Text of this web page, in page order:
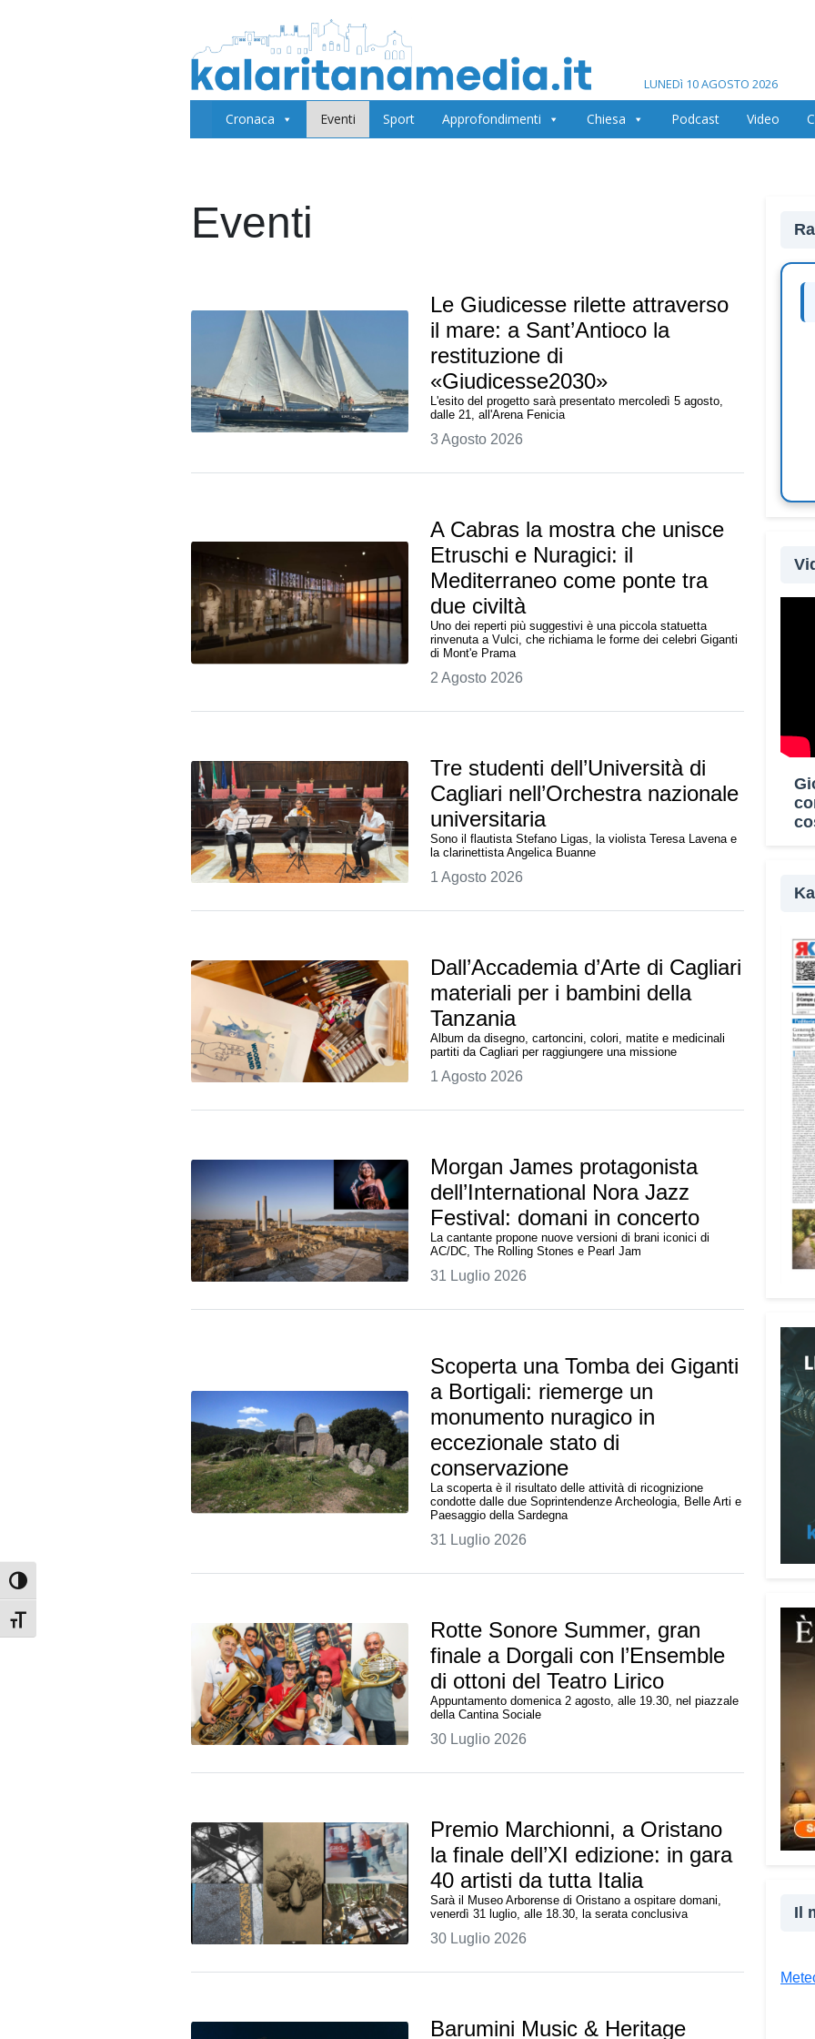
Attiva/disattiva alto contrasto
Attiva/disattiva dimensione testo
LUNEDì 10 AGOSTO 2026
Cronaca Eventi Sport Approfondimenti Chiesa Podcast Video
Eventi
Le Giudicesse rilette attraverso
il mare: a Sant’Antioco la
restituzione di
«Giudicesse2030»
L'esito del progetto sarà presentato mercoledì 5 agosto,
dalle 21, all'Arena Fenicia
3 Agosto 2026
A Cabras la mostra che unisce
Etruschi e Nuragici: il
Mediterraneo come ponte tra
due civiltà
Uno dei reperti più suggestivi è una piccola statuetta
rinvenuta a Vulci, che richiama le forme dei celebri Giganti
di Mont'e Prama
2 Agosto 2026
Tre studenti dell’Università di
Cagliari nell’Orchestra nazionale
universitaria
Sono il flautista Stefano Ligas, la violista Teresa Lavena e
la clarinettista Angelica Buanne
1 Agosto 2026
Dall’Accademia d’Arte di Cagliari
materiali per i bambini della
Tanzania
Album da disegno, cartoncini, colori, matite e medicinali
partiti da Cagliari per raggiungere una missione
1 Agosto 2026
Morgan James protagonista
dell’International Nora Jazz
Festival: domani in concerto
La cantante propone nuove versioni di brani iconici di
AC/DC, The Rolling Stones e Pearl Jam
31 Luglio 2026
Scoperta una Tomba dei Giganti
a Bortigali: riemerge un
monumento nuragico in
eccezionale stato di
conservazione
La scoperta è il risultato delle attività di ricognizione
condotte dalle due Soprintendenze Archeologia, Belle Arti e
Paesaggio della Sardegna
31 Luglio 2026
Rotte Sonore Summer, gran
finale a Dorgali con l’Ensemble
di ottoni del Teatro Lirico
Appuntamento domenica 2 agosto, alle 19.30, nel piazzale
della Cantina Sociale
30 Luglio 2026
Premio Marchionni, a Oristano
la finale dell’XI edizione: in gara
40 artisti da tutta Italia
Sarà il Museo Arborense di Oristano a ospitare domani,
venerdì 31 luglio, alle 18.30, la serata conclusiva
30 Luglio 2026
Barumini Music & Heritage
di
nel
I
agli
per
Tra i
casa
al
Il
ai
Oggi
la
Tra
Il